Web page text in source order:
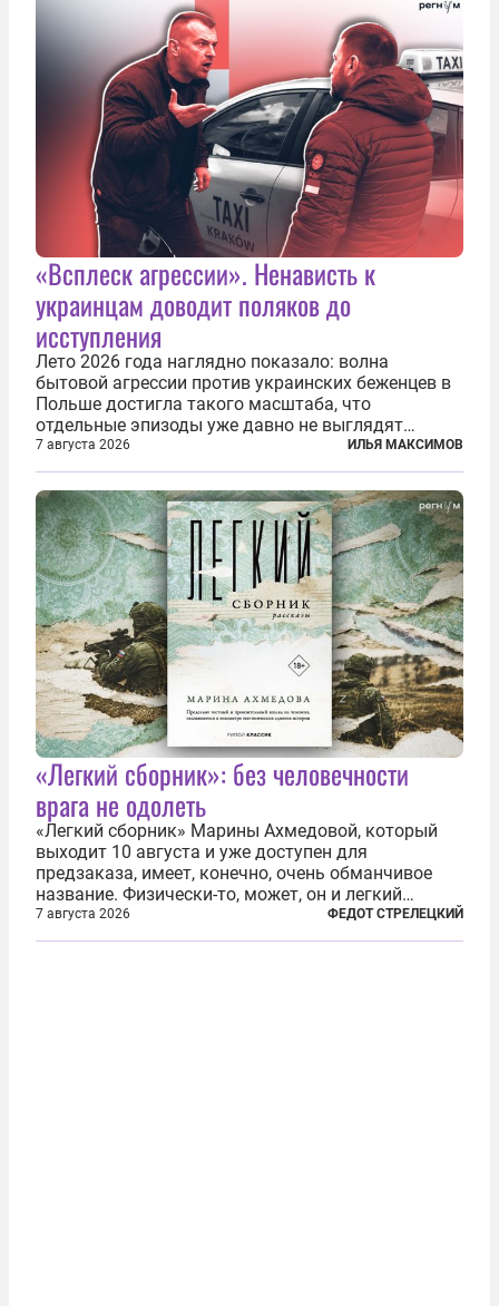
«Всплеск агрессии». Ненависть к
украинцам доводит поляков до
исступления
Лето 2026 года наглядно показало: волна
бытовой агрессии против украинских беженцев в
Польше достигла такого масштаба, что
отдельные эпизоды уже давно не выглядят
случайными. Поляки, судя по происходящему,
буквально теряют рассудок от ненависти к
украинским беженцам, и каждый новый случай
по-своему...
7 августа 2026 ИЛЬЯ МАКСИМОВ
«Легкий сборник»: без человечности
врага не одолеть
«Легкий сборник» Марины Ахмедовой, который
выходит 10 августа и уже доступен для
предзаказа, имеет, конечно, очень обманчивое
название. Физически-то, может, он и легкий
относительно. Но метафизически —
безотносительно тяжелый. Десять рассказов,
7 августа 2026 ФЕДОТ СТРЕЛЕЦКИЙ